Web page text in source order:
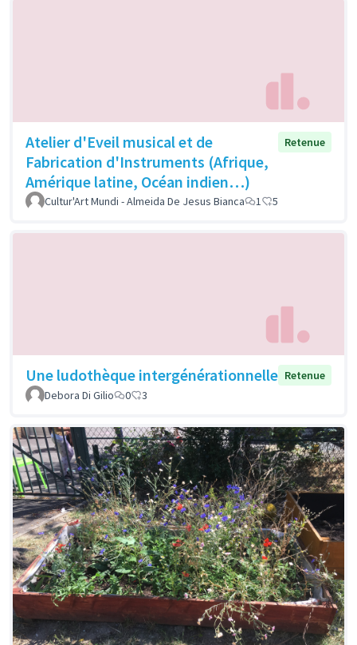
Atelier d'Eveil musical et de
Fabrication d'Instruments (Afrique,
Amérique latine, Océan indien…)
Retenue
Cultur'Art Mundi - Almeida De Jesus Bianca 1 5
Une ludothèque intergénérationnelle Retenue
Debora Di Gilio
0 3